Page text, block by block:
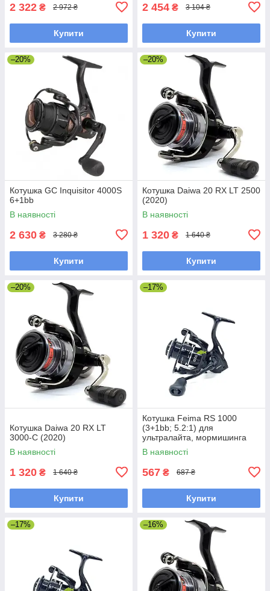
2 322 ₴ 2 972 ₴
Купити
2 454 ₴ 3 104 ₴
Купити
–20%
Котушка GC Inquisitor 4000S
6+1bb
В наявності
2 630 ₴ 3 280 ₴
Купити
–20%
Котушка Daiwa 20 RX LT 2500
(2020)
В наявності
1 320 ₴ 1 640 ₴
Купити
–20%
Котушка Daiwa 20 RX LT
3000-C (2020)
В наявності
1 320 ₴ 1 640 ₴
Купити
–17%
Котушка Feima RS 1000
(3+1bb; 5.2:1) для
ультралайта, мормишинга
В наявності
567 ₴ 687 ₴
Купити
–17% –16%